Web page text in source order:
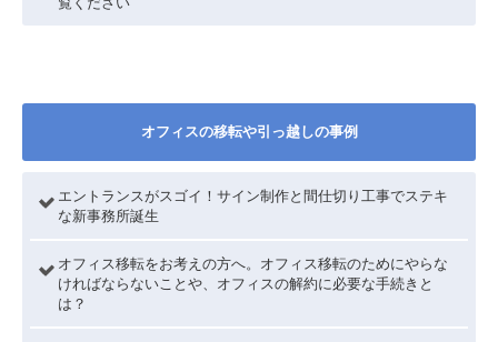
覧ください
オフィスの移転や引っ越しの事例
エントランスがスゴイ！サイン制作と間仕切り工事でステキ
な新事務所誕生
オフィス移転をお考えの方へ。オフィス移転のためにやらな
ければならないことや、オフィスの解約に必要な手続きと
は？